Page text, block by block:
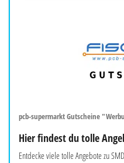
pcb-supermarkt Gutscheine
Hier findest du tolle
Entdecke viele tolle Angebote zu